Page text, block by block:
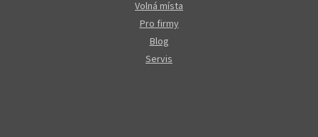
Volná místa
Pro firmy
Blog
Servis